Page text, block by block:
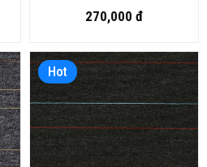
270,000 đ
Hot